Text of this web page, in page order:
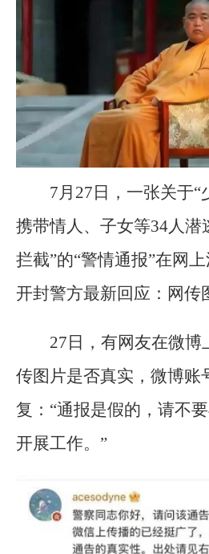
7月27日，一张关于
携带情人、子女等34人潜
拦截”的“警情通报”在网上
开封警方最新回应：网传
27日，有网友在微博
传图片是否真实，微博账
复：“通报是假的，请不
开展工作。”